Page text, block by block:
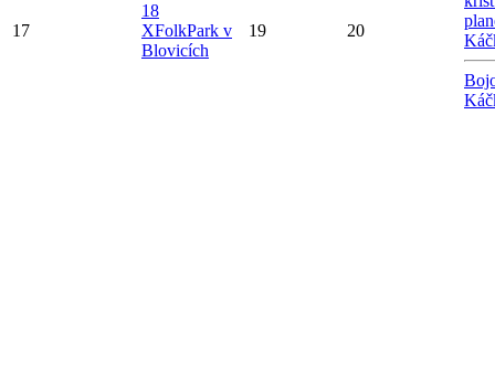
17
18
XFolkPark v
Blovicích
19 20